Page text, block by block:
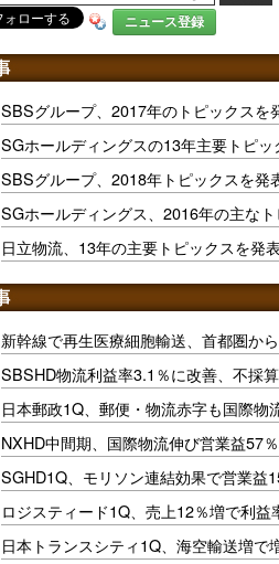
ニュース登録
SBSグループ、2017年のトピックスを
SGホールディングスの13年主要トピッ
SBSグループ、2018年トピックスを発
SGホールディングス、2016年の主な
日立物流、13年の主要トピックスを発
新幹線で再生医療細胞輸送、首都圏か
SBSHD物流利益率3.1％に改善、不採
日本郵政1Q、郵便・物流赤字も国際物
NXHD中間期、国際物流伸び営業益57
SGHD1Q、モリソン連結効果で営業益
ロジスティード1Q、売上12％増で利益
日本トランスシティ1Q、海空輸送増で